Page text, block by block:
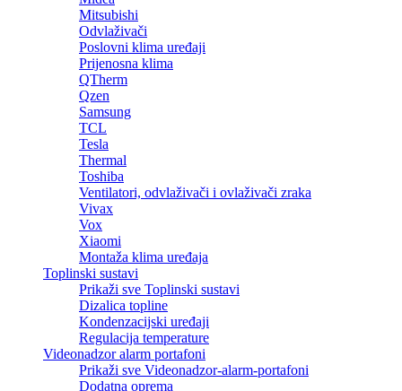
Mitsubishi
Odvlaživači
Poslovni klima uređaji
Prijenosna klima
QTherm
Qzen
Samsung
TCL
Tesla
Thermal
Toshiba
Ventilatori, odvlaživači i ovlaživači zraka
Vivax
Vox
Xiaomi
Montaža klima uređaja
Toplinski sustavi
Prikaži sve Toplinski sustavi
Dizalica topline
Kondenzacijski uređaji
Regulacija temperature
Videonadzor alarm portafoni
Prikaži sve Videonadzor-alarm-portafoni
Dodatna oprema